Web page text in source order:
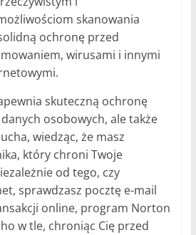
skanowania
ochronę przed
wirusami i innymi
skuteczną ochronę
osobowych, ale także
wiedząc, że masz
który chroni Twoje
od tego, czy
sprawdzasz pocztę e-mail
online, program Norton
w tle, chroniąc Cię przed